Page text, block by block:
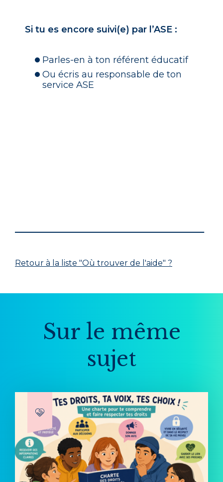
Si tu es encore suivi(e) par l’ASE :
Parles-en à ton référent éducatif
Ou écris au responsable de ton
service ASE
Retour à la liste "Où trouver de l'aide" ?
Sur le même
sujet